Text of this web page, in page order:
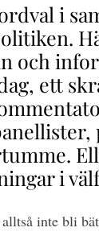
i
och
ett
i
inte bli